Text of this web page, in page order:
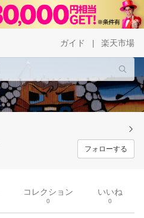
ガイド 楽天市場
フォローする
コレクション
0
いいね
0